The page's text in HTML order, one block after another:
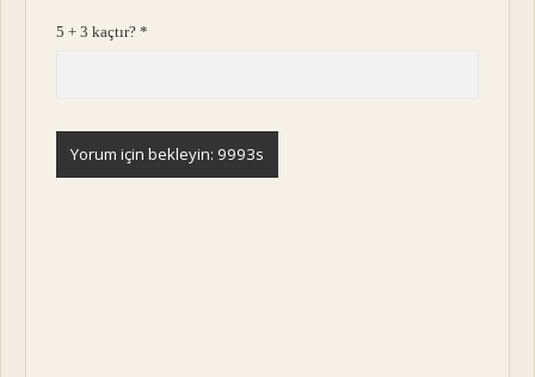
5 + 3 kaçtır?*